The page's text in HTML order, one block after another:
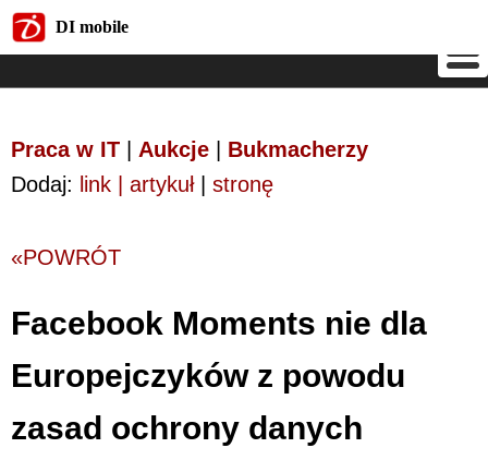
DI mobile
Praca w IT Aukcje
Bukmacherzy
Dodaj: link | artykuł| stronę
«POWRÓT
Facebook Moments nie dla
Europejczyków z powodu
zasad ochrony danych
DI mobile